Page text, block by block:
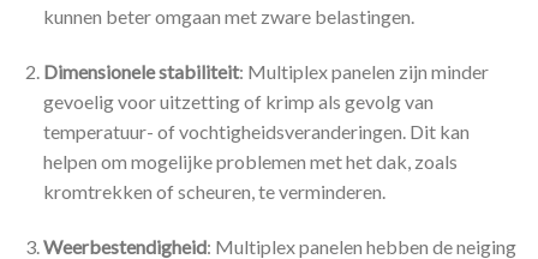
kunnen beter omgaan met zware belastingen.
Dimensionele stabiliteit: Multiplex panelen zijn minder
gevoelig voor uitzetting of krimp als gevolg van
temperatuur- of vochtigheidsveranderingen. Dit kan
helpen om mogelijke problemen met het dak, zoals
kromtrekken of scheuren, te verminderen.
Weerbestendigheid: Multiplex panelen hebben de neiging